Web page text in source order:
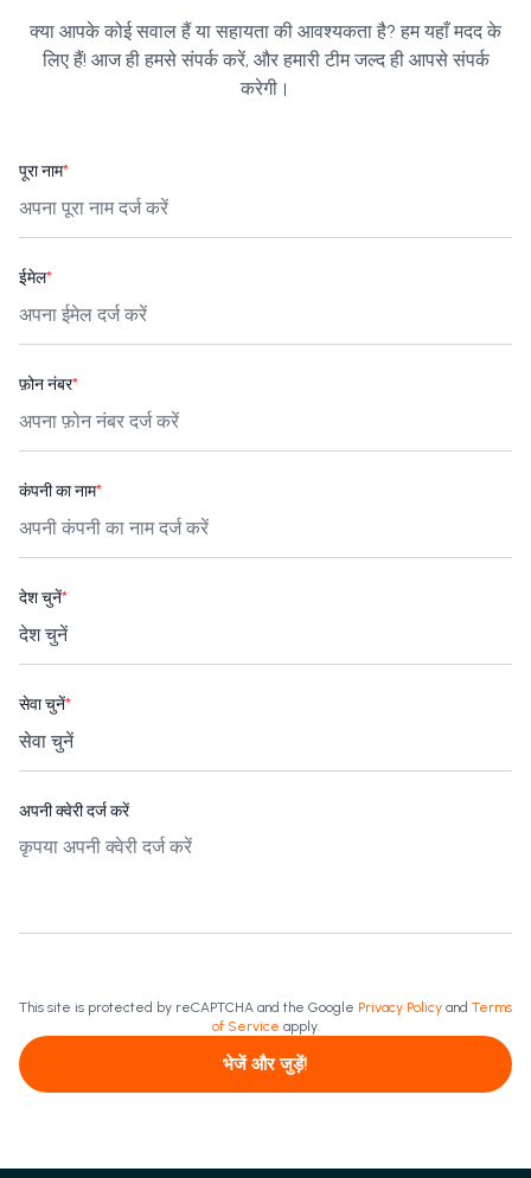
क्या आपके कोई सवाल हैं या सहायता की आवश्यकता है? हम यहाँ मदद के
लिए हैं! आज ही हमसे संपर्क करें, और हमारी टीम जल्द ही आपसे संपर्क
करेगी।
पूरा नाम*
ईमेल*
फ़ोन नंबर*
कंपनी का नाम*
देश चुनें*
सेवा चुनें*
अपनी क्वेरी दर्ज करें
This site is protected by reCAPTCHA and the Google Privacy Policy and Terms
of Service apply.
भेजें और जुड़ें!